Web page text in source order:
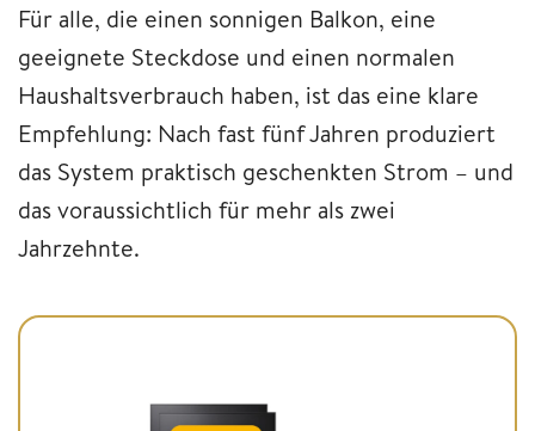
Für alle, die einen sonnigen Balkon, eine
geeignete Steckdose und einen normalen
Haushaltsverbrauch haben, ist das eine klare
Empfehlung: Nach fast fünf Jahren produziert
das System praktisch geschenkten Strom – und
das voraussichtlich für mehr als zwei
Jahrzehnte.